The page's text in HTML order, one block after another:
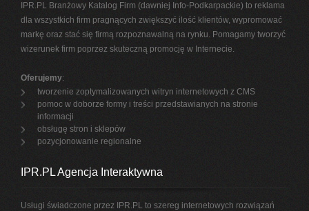
IPR.PL Branżowy Katalog Firm (dawniej Info-Podkarpackie) to reklama
dla wszystkich firm pragnących zwiększyć ilość klientów, wypromować
markę oraz stać się firmą rozpoznawalną na rynku. Pomagamy tworzyć
wizerunek firm poprzez skuteczną promocję w Internecie.
Oferujemy:
tworzenie zoptymalizowanych witryn internetowych z CMS
pomoc w doborze formy i treści przedstawianych na stronie
informacji
obsługę stron i sklepów
pozycjonowanie regionalne
IPR.PL Agencja Interaktywna
Usługi świadczone przez IPR.PL to szereg internetowych rozwiązań